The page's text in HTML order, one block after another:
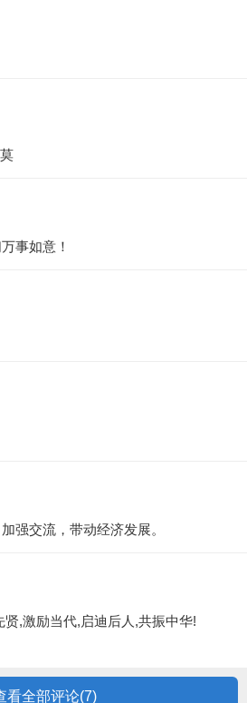
事如意！
强交流，带动经济发展。
,激励当代,启迪后人,共振中华!
看全部评论(7)